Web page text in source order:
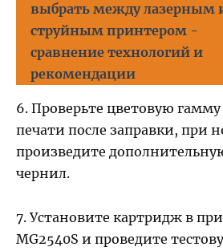
выбрать между лазерным
струйным принтером -
сравнение технологий и
рекомендации
6. Проверьте цветовую гамму
печати после заправки, при
произведите
чернил.
7. Установите картридж в
MG2540S и проведите